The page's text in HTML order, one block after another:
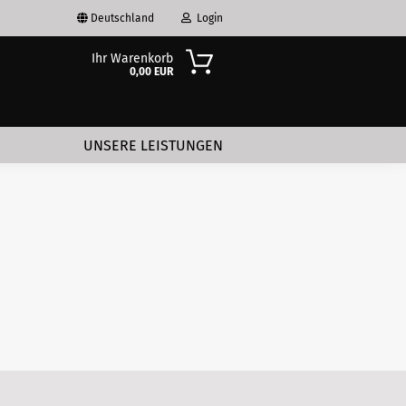
Deutschland Login
erstellen
Ihr Warenkorb
0,00 EUR
UNSERE LEISTUNGEN